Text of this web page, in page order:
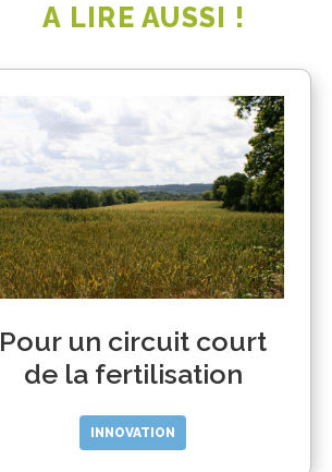
A LIRE AUSSI !
Pour un circuit court
de la fertilisation
INNOVATION